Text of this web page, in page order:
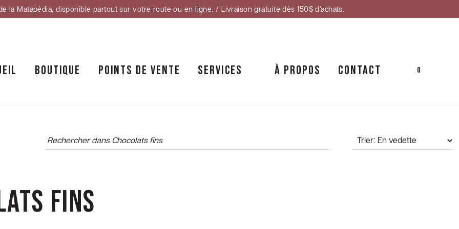
la Matapédia, disponible partout sur votre route ou en ligne. / Livraison gratuite dès 150$ d’achats.
BOUTIQUE POINTS DE VENTE SERVICES À PROPOS CONTACT 0
fins